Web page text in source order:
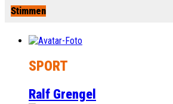
Stimmen
SPORT
Ralf Grengel